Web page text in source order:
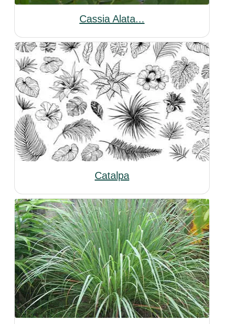
Cassia Alata...
Catalpa